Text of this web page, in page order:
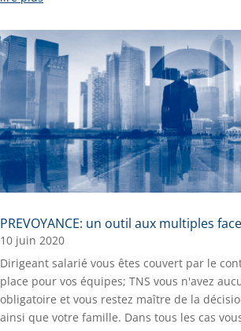
PREVOYANCE: un outil aux multiples
10 juin 2020
Dirigeant salarié vous êtes couvert par le
place pour vos équipes; TNS vous n'avez
obligatoire et vous restez maître de la
ainsi que votre famille. Dans tous les cas